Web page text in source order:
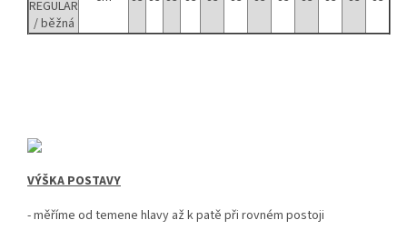
REGULAR
/ běžná
VÝŠKA POSTAVY
- měříme od temene hlavy až k patě při rovném postoji